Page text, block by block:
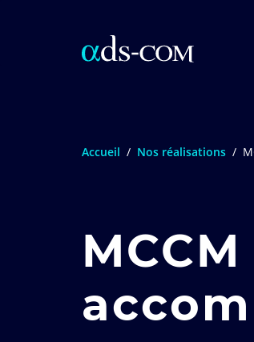
Accueil / Nos réalisations /